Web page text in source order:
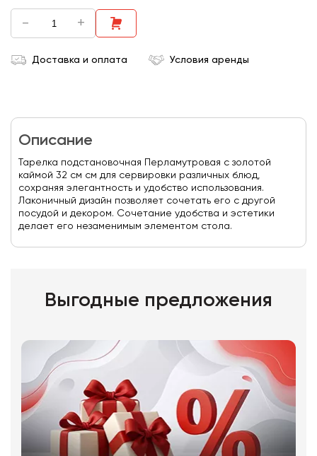
- +
Доставка и оплата Условия аренды
Описание
Тарелка подстановочная Перламутровая с золотой
каймой 32 см см для сервировки различных блюд,
сохраняя элегантность и удобство использования.
Лаконичный дизайн позволяет сочетать его с другой
посудой и декором. Сочетание удобства и эстетики
делает его незаменимым элементом стола.
Выгодные предложения